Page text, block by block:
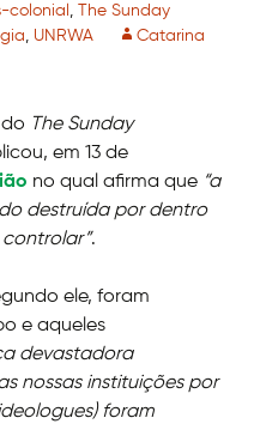
colonial ,
The Sunday
, UNRWA
Catarina
The Sunday
em 13 de
no qual afirma que “a
destruída por dentro
.
ele, foram
e aqueles
devastadora
nossas instituições por
foram